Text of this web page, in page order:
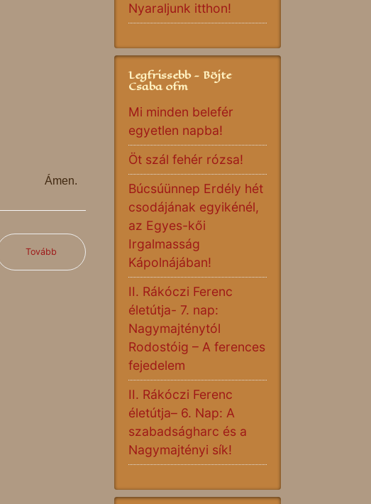
Ámen.
Tovább
Nyaraljunk itthon!
Legfrissebb - Böjte
Csaba ofm
Mi minden belefér
egyetlen napba!
Öt szál fehér rózsa!
Búcsúünnep Erdély hét
csodájának egyikénél,
az Egyes-kői
Irgalmasság
Kápolnájában!
II. Rákóczi Ferenc
életútja- 7. nap:
Nagymajténytól
Rodostóig – A ferences
fejedelem
II. Rákóczi Ferenc
életútja– 6. Nap: A
szabadságharc és a
Nagymajtényi sík!